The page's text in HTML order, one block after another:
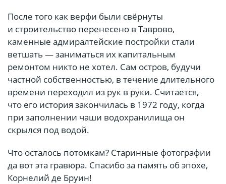
После того как верфи были свёрнуты
и строительство перенесено в Таврово,
каменные адмиралтейские постройки стали
ветшать — заниматься их капитальным
ремонтом никто не хотел. Сам остров, будучи
частной собственностью, в течение длительного
времени переходил из рук в руки. Считается,
что его история закончилась в 1972 году, когда
при заполнении чаши водохранилища он
скрылся под водой.
Что осталось потомкам? Старинные фотографии
да вот эта гравюра. Спасибо за память об эпохе,
Корнелий де Бруин!